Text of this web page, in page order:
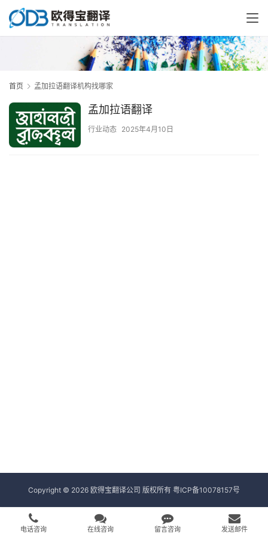
首页 孟加拉语翻译机构找哪家
孟加拉语翻译
行业动态 2025年4月10日
Copyright © 2026 欧得宝翻译公司 版权所有 粤ICP备10078157号
电话咨询 在线咨询 留言咨询 发送邮件